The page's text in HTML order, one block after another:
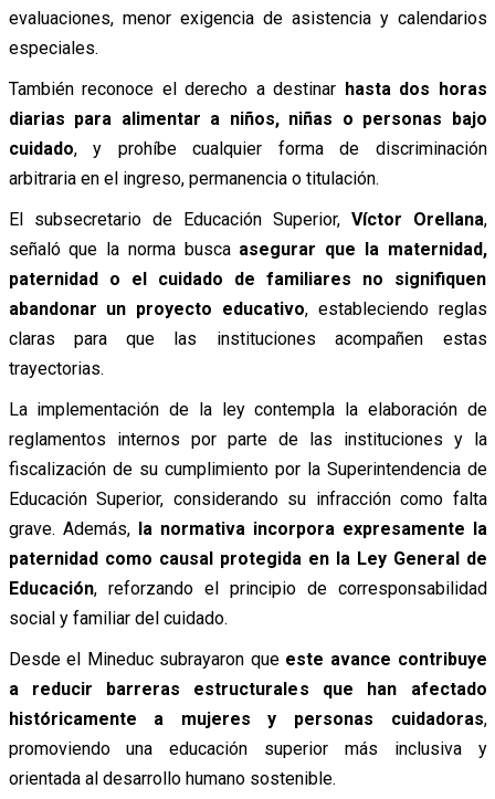
evaluaciones, menor exigencia de asistencia y calendarios
especiales.
También reconoce el derecho a destinar hasta dos horas
diarias para alimentar a niños, niñas o personas bajo
cuidado, y prohíbe cualquier forma de discriminación
arbitraria en el ingreso, permanencia o titulación.
El subsecretario de Educación Superior, Víctor Orellana,
señaló que la norma buscaasegurar que la maternidad,
paternidad o el cuidado de familiares no signifiquen
abandonar un proyecto educativo, estableciendo reglas
claras para que las instituciones acompañen estas
trayectorias.
La implementación de la ley contempla la elaboración de
reglamentos internos por parte de las instituciones y la
fiscalización de su cumplimiento por la Superintendencia de
Educación Superior, considerando su infracción como falta
grave. Además, la normativa incorpora expresamente la
paternidad como causal protegida en la Ley General de
Educación, reforzando el principio de corresponsabilidad
social y familiar del cuidado.
Desde el Mineduc subrayaron que este avance contribuye
a reducir barreras estructurales que han afectado
históricamente a mujeres y personas cuidadoras,
promoviendo una educación superior más inclusiva y
orientada al desarrollo humano sostenible.